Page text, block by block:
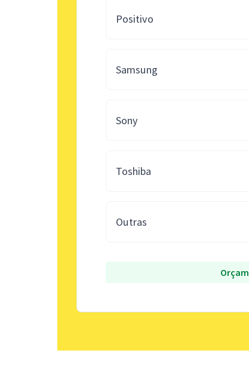
Positivo
Samsung
Sony
Toshiba
Outras